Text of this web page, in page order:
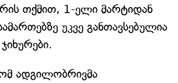
თქმით, 1-ელი მარტიდან
უკვე განთავსებულია
ადგილობრივმა